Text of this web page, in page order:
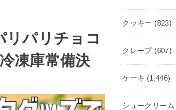
リパリチョコ
凍庫常備決
クッキー (823)
クレープ (607)
ケーキ (1,446)
シュークリーム